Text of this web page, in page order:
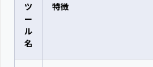
ツ
ー
ル
名
特徴